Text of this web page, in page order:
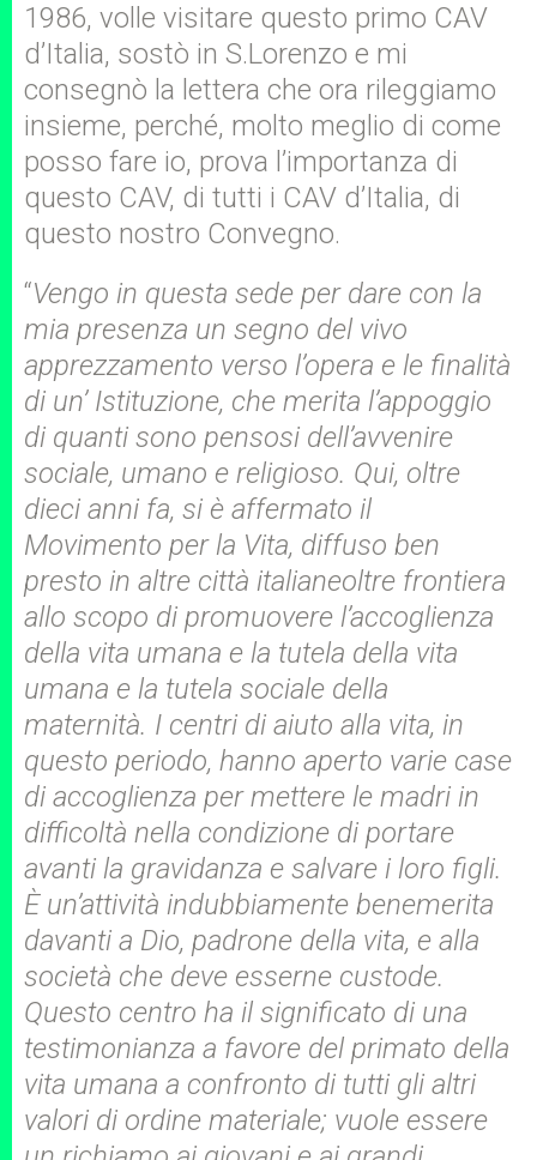
1986, volle visitare questo primo CAV
d’Italia, sostò in S.Lorenzo e mi
consegnò la lettera che ora rileggiamo
insieme, perché, molto meglio di come
posso fare io, prova l’importanza di
questo CAV, di tutti i CAV d’Italia, di
questo nostro Convegno.
“Vengo in questa sede per dare con la
mia presenza un segno del vivo
apprezzamento verso l’opera e le finalità
di un’ Istituzione, che merita l’appoggio
di quanti sono pensosi dell’avvenire
sociale, umano e religioso. Qui, oltre
dieci anni fa, si è affermato il
Movimento per la Vita, diffuso ben
presto in altre città italianeoltre frontiera
allo scopo di promuovere l’accoglienza
della vita umana e la tutela della vita
umana e la tutela sociale della
maternità. I centri di aiuto alla vita, in
questo periodo, hanno aperto varie case
di accoglienza per mettere le madri in
difficoltà nella condizione di portare
avanti la gravidanza e salvare i loro figli.
È un’attività indubbiamente benemerita
davanti a Dio, padrone della vita, e alla
società che deve esserne custode.
Questo centro ha il significato di una
testimonianza a favore del primato della
vita umana a confronto di tutti gli altri
valori di ordine materiale; vuole essere